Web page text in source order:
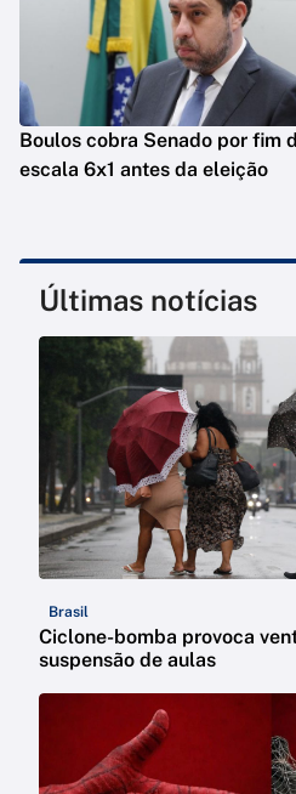
Boulos cobra Senado por fim
escala 6x1 antes da eleição
Últimas notícias
Brasil
Ciclone-bomba provoca
suspensão de aulas